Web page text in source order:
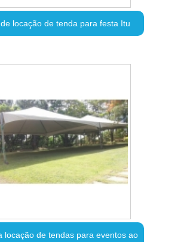
locação de tenda para festa Itu
locação de tendas para eventos ao